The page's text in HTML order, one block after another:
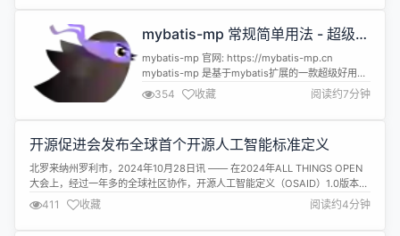
与 deepin 25 的需求开发在同步稳步进行。具体进
组件完成了 Qt 6.8 适配支持；...
mybatis-mp 常规简单用法 - 超级方
便！！！
mybatis-mp 官网: https://mybatis-mp.cn
mybatis-mp 是基于mybatis扩展的一款超级好用的
ORM框架！！！ 1. 方便快捷的查询 SysUser
sysUser = QueryChain.of(sysUserMapper)
.from(SysUser.class) .eq(SysUser::getId, ...
354 收藏 阅读约7分钟
开源促进会发布全球首个开源人工智能标准定义
北罗来纳州罗利市，2024年10月28日讯 —— 在2024年ALL THINGS OPEN
大会上，经过一年多的全球社区协作，开源人工智能定义（OSAID）1.0版本正
式发布。 这一具有里程碑意义的发布是在ALL THINGS OPEN 2024大会上宣
布的。作为全球开源社区的重要年度盛会，ALL THINGS OPEN汇聚了来自各
界的专家与爱好者，共同探讨...
411 收藏 阅读约4分钟